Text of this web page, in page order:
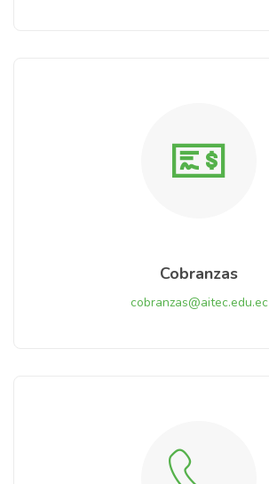
Cobranzas
cobranzas@aitec.edu.ec